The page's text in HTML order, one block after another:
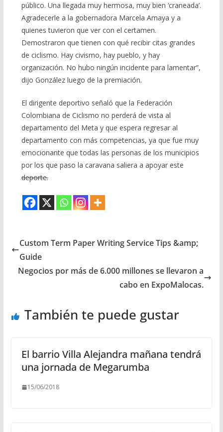
público. Una llegada muy hermosa, muy bien ‘craneada’.
Agradecerle a la gobernadora Marcela Amaya y a
quienes tuvieron que ver con el certamen.
Demostraron que tienen con qué recibir citas grandes
de ciclismo. Hay civismo, hay pueblo, y hay
organización. No hubo ningún incidente para lamentar”,
dijo González luego de la premiación.
El dirigente deportivo señaló que la Federación
Colombiana de Ciclismo no perderá de vista al
departamento del Meta y que espera regresar al
departamento con más competencias, ya que fue muy
emocionante que todas las personas de los municipios
por los que paso la caravana saliera a apoyar este
deporte.
Custom Term Paper Writing Service Tips &amp;
Guide
Negocios por más de 6.000 millones se llevaron a
cabo en ExpoMalocas.
También te puede gustar
El barrio Villa Alejandra mañana tendrá
una jornada de Megarumba
15/06/2018